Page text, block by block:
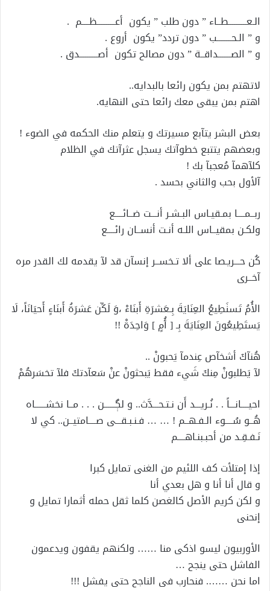
الـعــــــــــطــاء ” دون طلب ” يكون أعــــــــــظــــم .
و ” الـحــــــــب ” دون تردد” يكون أروع .
و ” الصـــــــداقــة ” دون مصالح تكون أصــــــــــدق .
لاتهتم بمن يكون رائعا بالبدايه..
اهتم بمن يبقى معك رائعا حتى النهايه.
بعض البشر يتآبع مسيرتك و يتعلم منك الحكمه في الضوء !
وبعضهم يتتبع خطوآتك يسجل عثرآتك في الظلام
كلآهمآ مُعجبآ بك !
آلأول ﺑحب والثاني ﺑحسد .
ربــمــــا بمـقيـاس البـشـر أنـــت ضــائــــع
ولكـن بمقيــاس اللـه أنـت أنســان رائــــع
كُن حـــريـصا على ألا تـخســر إنسآن قد لآ يقدمه لك القدر مره
آخــرى
الأُمُ تَسٺَطِيعُ العِنَايَةَ بِـعَشرَةِ أَبنَاءْ ،وَ لَكِّن عَشرَةُ أَبنَاءٍ أَحيَانَاً، لَا
يَستَطِيعُونَ العِنَايَةَ بِـ [ ٲُمٍ ] وَاحِدَةْ !!
هُنآكَ أشخآص عِندمآ يَحبونْ ..
لآ يَطلبونْ مِنكَ شَيء فقط يَبحثونْ عنْ سَعآدتكَ فلآ تخسَرهُمْ
احيــــانـــاً . . نُـريـــد أَن نـتـحـــدَّث.. و لڳــــــن . . . مــا نخشــــــاه
ھُــو سُــــوء الـفـهــم ! … … فـنـبـقـــى صــــامتيــن.. كي لا
نَـفـقِـد من أحبـبنـاهــــم
إذا إمتلأت كف اللئيم من الغنى تمايل كبرا
و قال أنا أنا و هل بعدي أنا
و لكن كريم الأصل كالغصن كلما ثقل حمله أثمارا تمايل و
إنحنى
الأوربيون ليسو اذكى منا …… ولكنهم يقفون ويدعمون
الفاشل حتى ينجح …
اما نحن ……. فنحارب فى الناجح حتى يفشل !!!